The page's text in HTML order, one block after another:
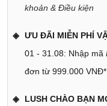
khoản & Điều kiện
ƯU ĐÃI MIỄN PHÍ
01 - 31.08: Nhập mã
đơn từ 999.000 VNĐ*
LUSH CHÀO BẠN